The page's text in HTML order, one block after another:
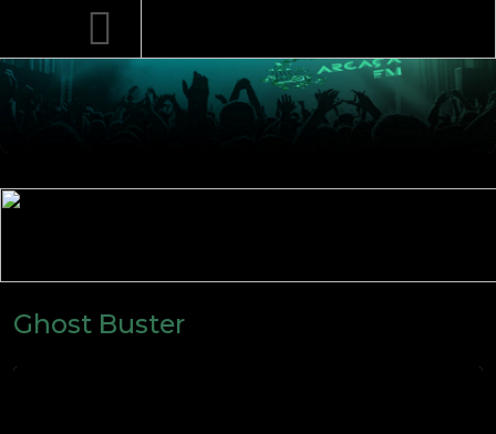
Ghost Buster